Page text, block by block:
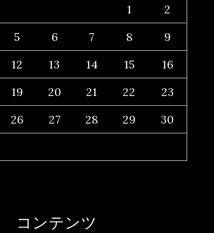
1
2
5 6 7 8
9
12 13 14 15
16
19 20 21 22
23
26 27 28 29
30
コンテンツ